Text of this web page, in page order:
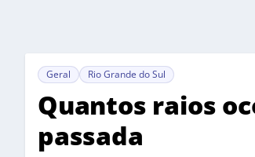
Geral Rio Grande do Sul
Quantos raios
passada